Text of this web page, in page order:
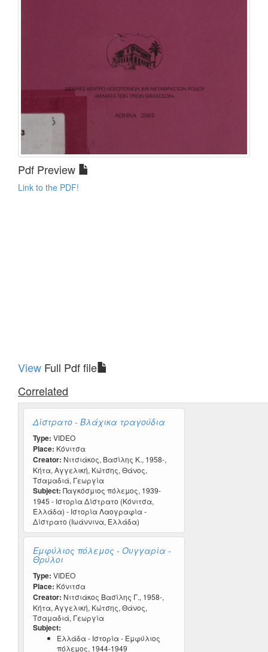
Pdf Preview
Link to the PDF!
View Full Pdf file
Correlated
Δίστρατο - Βλάχικα τραγούδια
Type: VIDEO
Place: Κόνιτσα
Creator: Νιτσιάκος, Βασίλης Κ., 1958-,
Κήτα, Αγγελική, Κώτσης, Θάνος,
Τσαμαδιά, Γεωργία
Subject: Παγκόσμιος πόλεμος, 1939-
1945 - Ιστορία Δίστρατο (Κόνιτσα,
Ελλάδα) - Ιστορία Λαογραφία -
Δίστρατο (Ιωάννινα, Ελλάδα)
Εμφύλιος πόλεμος - Ουγγαρία -
Θρύλοι
Type: VIDEO
Place: Κόνιτσα
Creator: Νιτσιάκος Βασίλης Γ., 1958-,
Κήτα, Αγγελική, Κώτσης, Θάνος,
Τσαμαδιά, Γεωργία
Subject:
Ελλάδα - Ιστορία - Εμφύλιος
πόλεμος, 1944-1949